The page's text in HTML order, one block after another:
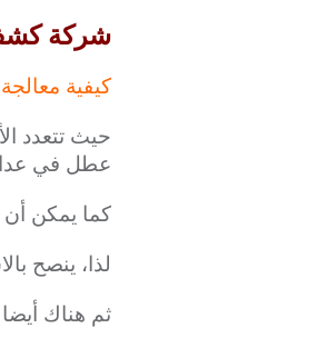
شركة كشف
كيفية
حيث تتعدد
عطل في
كما يمكن أن
لذا، ينصح
ثم هناك